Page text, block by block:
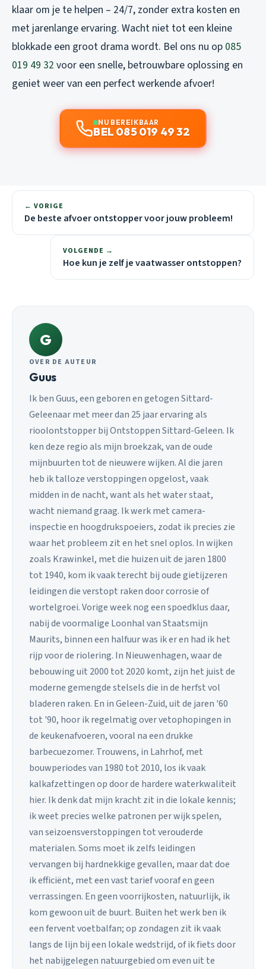
klaar om je te helpen – 24/7, zonder extra kosten en
met jarenlange ervaring. Wacht niet tot een kleine
blokkade een groot drama wordt. Bel ons nu op 085
019 49 32 voor een snelle, betrouwbare oplossing en
geniet weer van een perfect werkende afvoer!
NU BEREIKBAAR
BEL 085 019 49 32
← VORIGE
De beste afvoer ontstopper voor jouw probleem!
VOLGENDE →
Hoe kun je zelf je vaatwasser ontstoppen?
G
OVER DE AUTEUR
Guus
Ik ben Guus, een geboren en getogen Sittard-
Geleenaar met meer dan 25 jaar ervaring als
rioolontstopper bij Ontstoppen Sittard-Geleen. Ik
ken deze regio als mijn broekzak, van de oude
mijnbuurten tot de nieuwere wijken. Al die jaren
heb ik talloze verstoppingen opgelost, vaak
midden in de nacht, want als het water staat,
wacht niemand graag. Ik werk met camera-
inspectie en hoogdrukspoeiers, zodat ik precies zie
waar het probleem zit en het snel oplos. In wijken
zoals Krawinkel, met die huizen uit de jaren 1800
tot 1940, kom ik vaak terecht bij oude gietijzeren
leidingen die verstopt raken door corrosie of
wortelgroei. Vorige week nog een spoedklus daar,
nabij de voormalige Loonhal van Staatsmijn
Maurits, binnen een halfuur was ik er en had ik het
rijp voor de riolering. In Nieuwenhagen, waar de
bebouwing uit 2000 tot 2020 komt, zijn het juist de
moderne gemengde stelsels die in de herfst vol
bladeren raken. En in Geleen-Zuid, uit de jaren '60
tot '90, hoor ik regelmatig over vetophopingen in
de keukenafvoeren, vooral na een drukke
barbecuezomer. Trouwens, in Lahrhof, met
bouwperiodes van 1980 tot 2010, los ik vaak
kalkafzettingen op door de hardere waterkwaliteit
hier. Ik denk dat mijn kracht zit in die lokale kennis;
ik weet precies welke patronen per wijk spelen,
van seizoensverstoppingen tot verouderde
materialen. Soms moet ik zelfs leidingen
vervangen bij hardnekkige gevallen, maar dat doe
ik efficiënt, met een vast tarief vooraf en geen
verrassingen. En geen voorrijkosten, natuurlijk, ik
kom gewoon uit de buurt. Buiten het werk ben ik
een fervent voetbalfan; op zondagen zit ik vaak
langs de lijn bij een lokale wedstrijd, of ik fiets door
het nabijgelegen natuurgebied om even uit te